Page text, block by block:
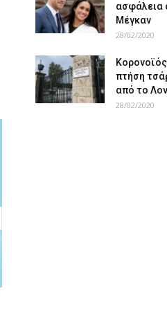
ασφάλεια
Μέγκαν
28/02/2020
πτήση
από το
28/02/2020